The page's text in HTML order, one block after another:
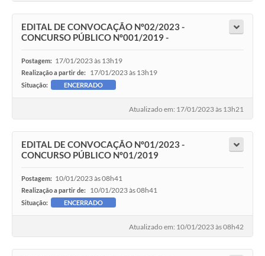
EDITAL DE CONVOCAÇÃO Nº02/2023 -
CONCURSO PÚBLICO Nº001/2019 -
Postagem: 17/01/2023 às 13h19
Realização a partir de: 17/01/2023 às 13h19
Situação: ENCERRADO
Atualizado em: 17/01/2023 às 13h21
EDITAL DE CONVOCAÇÃO Nº01/2023 -
CONCURSO PÚBLICO Nº01/2019
Postagem: 10/01/2023 às 08h41
Realização a partir de: 10/01/2023 às 08h41
Situação: ENCERRADO
Atualizado em: 10/01/2023 às 08h42